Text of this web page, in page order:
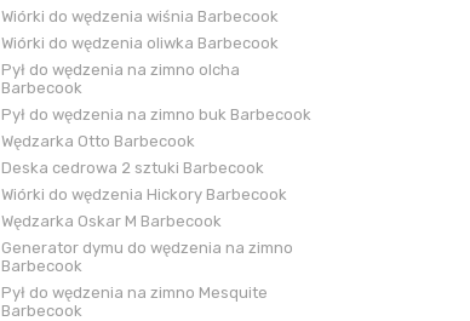
Wiórki do wędzenia wiśnia Barbecook
Wiórki do wędzenia oliwka Barbecook
Pył do wędzenia na zimno olcha
Barbecook
Pył do wędzenia na zimno buk Barbecook
Wędzarka Otto Barbecook
Deska cedrowa 2 sztuki Barbecook
Wiórki do wędzenia Hickory Barbecook
Wędzarka Oskar M Barbecook
Generator dymu do wędzenia na zimno
Barbecook
Pył do wędzenia na zimno Mesquite
Barbecook